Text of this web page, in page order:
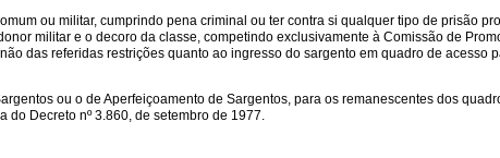
ou militar, cumprindo pena criminal ou ter contra si qualquer tipo de prisão
militar e o decoro da classe, competindo exclusivamente à Comissão de
das referidas restrições quanto ao ingresso do sargento em quadro de acesso
ou o de Aperfeiçoamento de Sargentos, para os remanescentes dos
Decreto nº 3.860, de setembro de 1977.